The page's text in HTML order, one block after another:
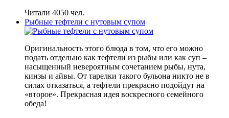
Читали 4050 чел.
Рыбные тефтели с нутовым супом
Оригинальность этого блюда в том, что его можно
подать отдельно как тефтели из рыбы или как суп –
насыщенный невероятным сочетанием рыбы, нута,
кинзы и айвы. От тарелки такого бульона никто не в
силах отказаться, а тефтели прекрасно подойдут на
«второе». Прекрасная идея воскресного семейного
обеда!